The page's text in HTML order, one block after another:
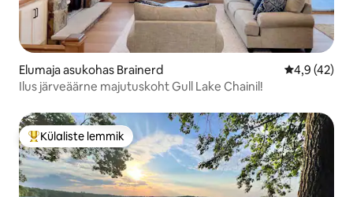
Elumaja asukohas Brainerd Keskmine
4,9 (42)
Ilus järveäärne majutuskoht Gull Lake Chainil!
Külaliste suur lemmik
Külaliste lemmik